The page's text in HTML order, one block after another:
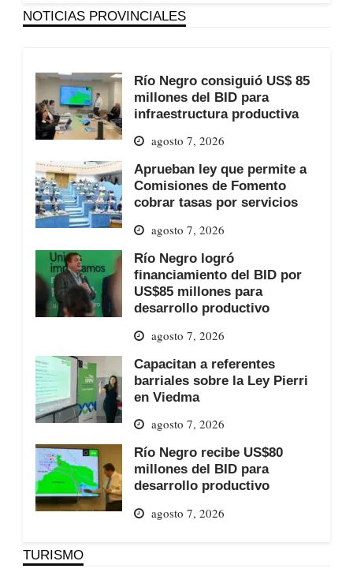
NOTICIAS PROVINCIALES
Río Negro consiguió US$ 85
millones del BID para
infraestructura productiva
agosto 7, 2026
Aprueban ley que permite a
Comisiones de Fomento
cobrar tasas por servicios
agosto 7, 2026
Río Negro logró
financiamiento del BID por
US$85 millones para
desarrollo productivo
agosto 7, 2026
Capacitan a referentes
barriales sobre la Ley Pierri
en Viedma
agosto 7, 2026
Río Negro recibe US$80
millones del BID para
desarrollo productivo
agosto 7, 2026
TURISMO